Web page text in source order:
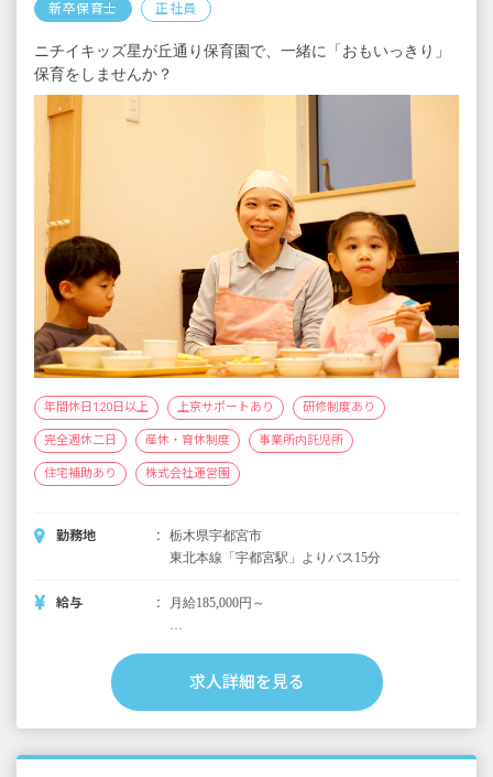
新卒保育士 正社員
ニチイキッズ星が丘通り保育園で、一緒に「おもいっきり」
保育をしませんか？
年間休日120日以上 上京サポートあり 研修制度あり
完全週休二日 産休・育休制度 事業所内託児所
住宅補助あり 株式会社運営園
勤務地
栃木県宇都宮市
東北本線「宇都宮駅」よりバス15分
給与 月給185,000円～
■早朝手当 （開園～8時）
■夜間手当 （18時～閉園）
求人詳細を見る